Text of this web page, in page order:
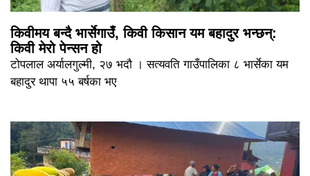
किवीमय बन्दै भार्सेगाउँ, किवी किसान यम बहादुर भन्छन्:
किवी मेरो पेन्सन हो
टोपलाल अर्यालगुल्मी, २७ भदौ । सत्यवति गाउँपालिका ८ भार्सेका यम
बहादुर थापा ५५ बर्षका भए